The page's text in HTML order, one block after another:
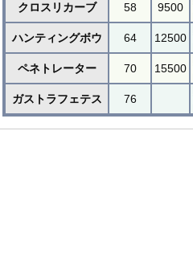
クロスリカーブ 58 9500
ハンティングボウ 64 12500
ペネトレーター 70 15500
ガストラフェテス 76